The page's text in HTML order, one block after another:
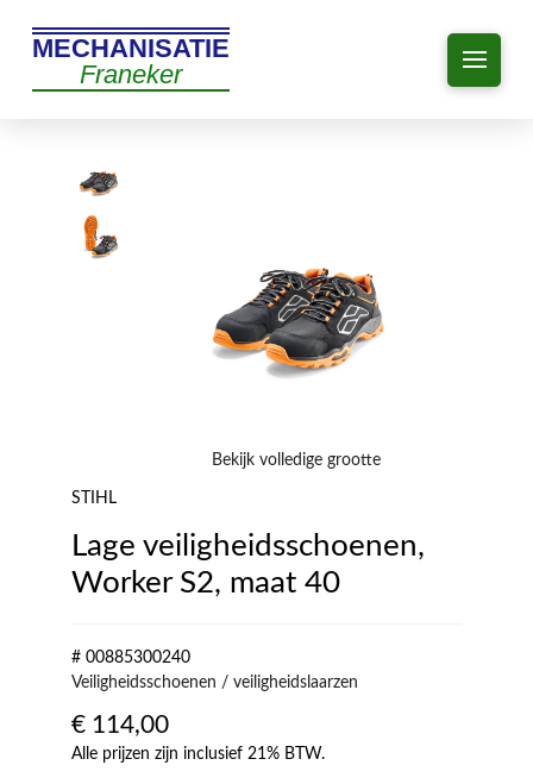
MECHANISATIE
Franeker
Bekijk volledige grootte
STIHL
Lage veiligheidsschoenen,
Worker S2, maat 40
# 00885300240
Veiligheidsschoenen / veiligheidslaarzen
€ 114,00
Alle prijzen zijn inclusief 21% BTW.